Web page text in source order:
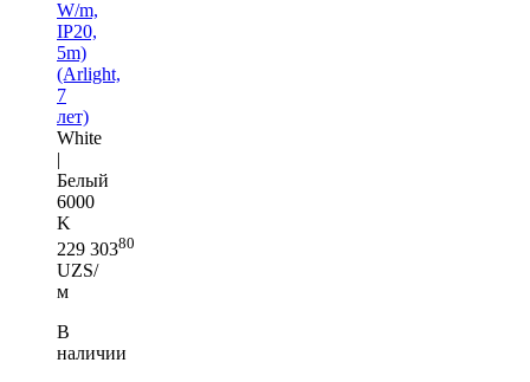
W/m,
IP20,
5m)
(Arlight,
7
лет)
White
|
Белый
6000
K
229 30380
UZS/
м
В
наличии